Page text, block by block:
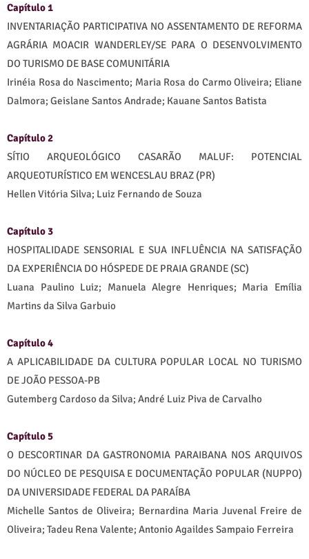
Capítulo 1
INVENTARIAÇÃO PARTICIPATIVA NO ASSENTAMENTO DE REFORMA
AGRÁRIA MOACIR WANDERLEY/SE PARA O DESENVOLVIMENTO
DO TURISMO DE BASE COMUNITÁRIA
Irinéia Rosa do Nascimento; Maria Rosa do Carmo Oliveira; Eliane
Dalmora; Geislane Santos Andrade; Kauane Santos Batista
Capítulo 2
SÍTIO ARQUEOLÓGICO CASARÃO MALUF: POTENCIAL
ARQUEOTURÍSTICO EM WENCESLAU BRAZ (PR)
Hellen Vitória Silva; Luiz Fernando de Souza
Capítulo 3
HOSPITALIDADE SENSORIAL E SUA INFLUÊNCIA NA SATISFAÇÃO
DA EXPERIÊNCIA DO HÓSPEDE DE PRAIA GRANDE (SC)
Luana Paulino Luiz; Manuela Alegre Henriques; Maria Emília
Martins da Silva Garbuio
Capítulo 4
A APLICABILIDADE DA CULTURA POPULAR LOCAL NO TURISMO
DE JOÃO PESSOA-PB
Gutemberg Cardoso da Silva; André Luiz Piva de Carvalho
Capítulo 5
O DESCORTINAR DA GASTRONOMIA PARAIBANA NOS ARQUIVOS
DO NÚCLEO DE PESQUISA E DOCUMENTAÇÃO POPULAR (NUPPO)
DA UNIVERSIDADE FEDERAL DA PARAÍBA
Michelle Santos de Oliveira; Bernardina Maria Juvenal Freire de
Oliveira; Tadeu Rena Valente; Antonio Agaildes Sampaio Ferreira